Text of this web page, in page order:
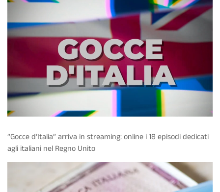
“Gocce d’Italia” arriva in streaming: online i 18 episodi dedicati
agli italiani nel Regno Unito